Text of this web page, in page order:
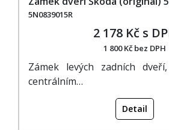
5N0839015R
2 178 Kč s
1 800 Kč bez DPH
Zámek levých zadních
centrálním…
Detail